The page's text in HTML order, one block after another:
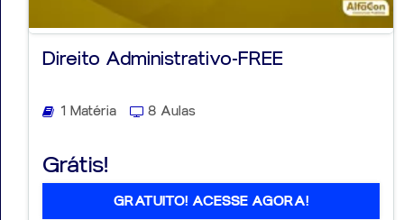
Direito Administrativo-FREE
1 Matéria 8 Aulas
Grátis!
GRATUITO! ACESSE AGORA!